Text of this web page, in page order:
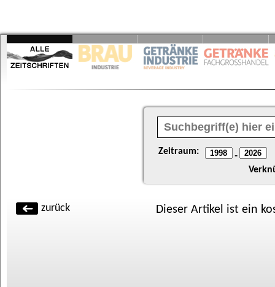
Zeitraum: -
zurück Dieser Artikel ist ein